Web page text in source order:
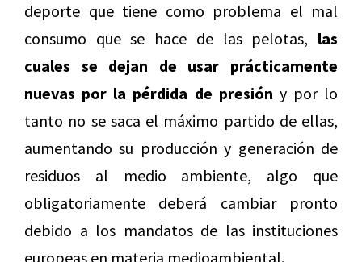
deporte que tiene como problema el mal
consumo que se hace de las pelotas, las
cuales se dejan de usar prácticamente
nuevas por la pérdida de presión y por lo
tanto no se saca el máximo partido de ellas,
aumentando su producción y generación de
residuos al medio ambiente, algo que
obligatoriamente deberá cambiar pronto
debido a los mandatos de las instituciones
europeas en materia medioambiental.